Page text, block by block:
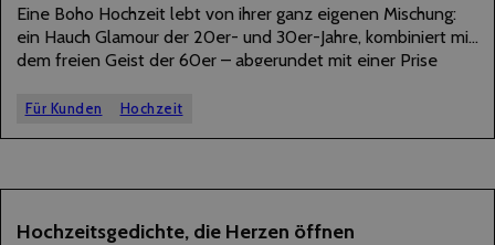
Eine Boho Hochzeit lebt von ihrer ganz eigenen Mischung:
ein Hauch Glamour der 20er- und 30er-Jahre, kombiniert mit
dem freien Geist der 60er – abgerundet mit einer Prise
Voilà: Eure Boho Chic Hochzeit ist…
Für Kunden Hochzeit
13
Hochzeitsgedichte, die Herzen öffnen